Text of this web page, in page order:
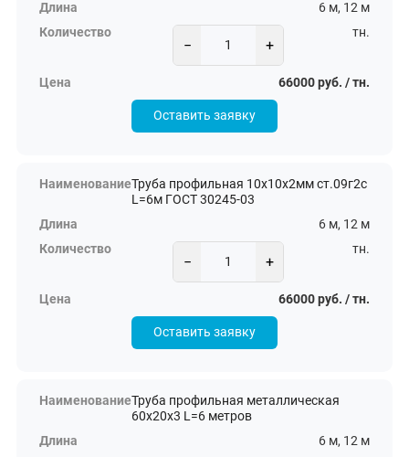
6 м, 12 м
− +
тн.
66000 руб. / тн.
Оставить заявку
Труба профильная 10х10х2мм ст.09г2с
L=6м ГОСТ 30245-03
6 м, 12 м
− +
тн.
66000 руб. / тн.
Оставить заявку
Труба профильная металлическая
60х20х3 L=6 метров
6 м, 12 м